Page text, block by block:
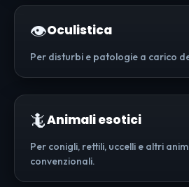
👁️Oculistica
Per disturbi e patologie a carico
🦎Animali esotici
Per conigli, rettili, uccelli e altri
convenzionali.